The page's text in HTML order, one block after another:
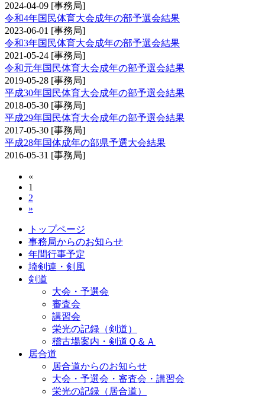
2024-04-09 [事務局]
令和4年国民体育大会成年の部予選会結果
2023-06-01 [事務局]
令和3年国民体育大会成年の部予選会結果
2021-05-24 [事務局]
令和元年国民体育大会成年の部予選会結果
2019-05-28 [事務局]
平成30年国民体育大会成年の部予選会結果
2018-05-30 [事務局]
平成29年国民体育大会成年の部予選会結果
2017-05-30 [事務局]
平成28年国体成年の部県予選大会結果
2016-05-31 [事務局]
«
1
2
»
トップページ
事務局からのお知らせ
年間行事予定
埼剣連・剣風
剣道
大会・予選会
審査会
講習会
栄光の記録（剣道）
稽古場案内・剣道Ｑ＆Ａ
居合道
居合道からのお知らせ
大会・予選会・審査会・講習会
栄光の記録（居合道）